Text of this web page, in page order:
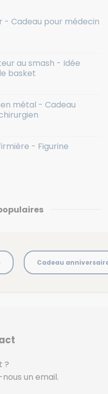
- Cadeau pour médecin
au smash - Idée
basket
métal - Cadeau
- Figurine
Cadeau
?
un email.